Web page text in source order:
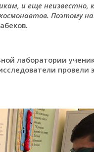
и еще неизвестно,
Поэтому
лаборатории
провели